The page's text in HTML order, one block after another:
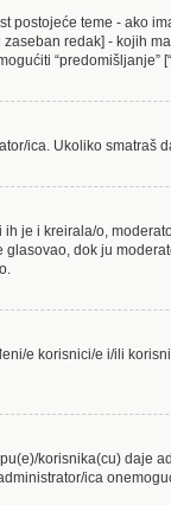
postojeće teme - ako
redak] - kojih
ica. Ukoliko smatraš
je i kreirala/o,
dok ju
e korisnici/e i/ili
korisnika(cu) daje
ica